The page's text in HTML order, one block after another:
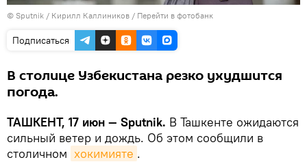
© Sputnik / Кирилл Каллиников / Перейти в фотобанк
Подписаться
В столице Узбекистана резко ухудшится
погода.
ТАШКЕНТ, 17 июн — Sputnik. В Ташкенте ожидаются
сильный ветер и дождь. Об этом сообщили в
столичном хокимияте .